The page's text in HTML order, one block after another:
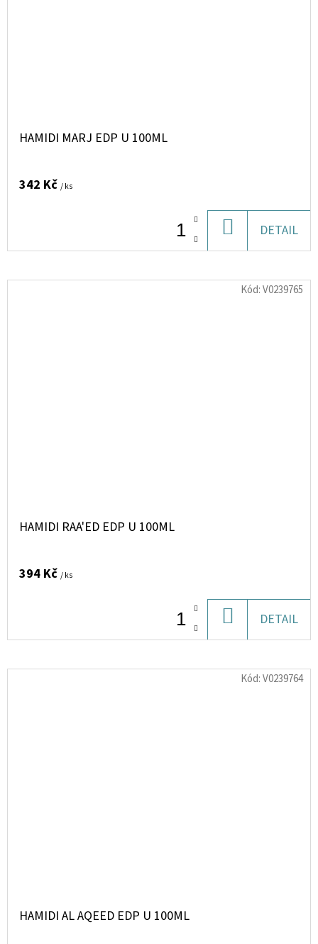
HAMIDI MARJ EDP U 100ML
342 Kč / ks
KOŠÍKU
DETAIL
HAMIDI RAA'ED EDP U 100ML
394 Kč / ks
KOŠÍKU
DETAIL
Kód:V0239765
HAMIDI AL AQEED EDP U 100ML
Kód:V0239764